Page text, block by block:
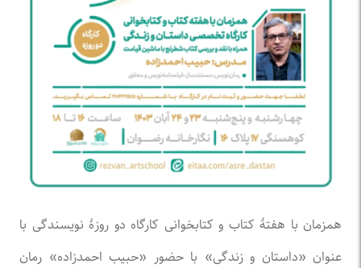
همزمان با هفتۀ کتاب و کتابخوانی کارگاه دو روزۀ نویسندگی با
عنوان «داستان و زندگی» با حضور «حبیب احمدزاده» رمان